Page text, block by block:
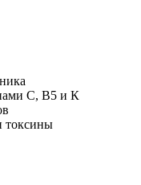
С, B5 и К
токсины